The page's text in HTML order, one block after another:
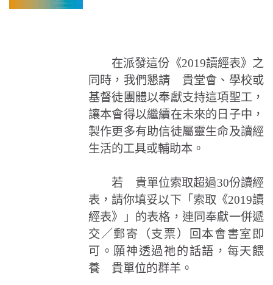
在派發這份《2019讀經表》之
同時，我們懇請 貴堂會、學校或
基督徒團體以奉獻支持這項聖工，
讓本會得以繼續在未來的日子中，
製作更多有助信徒屬靈生命及讀經
生活的工具或輔助本。
若 貴單位索取超過30份讀經
表，請你填妥以下「索取《2019讀
經表》」的表格，連同奉獻一併遞
交／郵寄（支票）回本會書室即
可。願神透過祂的話語，每天餵
養 貴單位的群羊。